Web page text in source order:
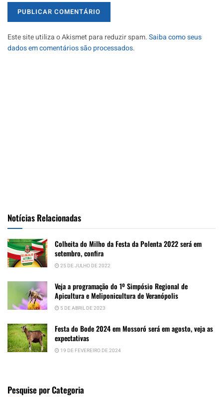
Este site utiliza o Akismet para reduzir spam.Saiba como seus
dados em comentários são processados.
Notícias Relacionadas
Colheita do Milho da Festa da Polenta 2022 será em
setembro, confira
25 DE JULHO DE 2022
Veja a programação do 1º Simpósio Regional de
Apicultura e Meliponicultura de Veranópolis
5 DE ABRIL DE 2023
Festa do Bode 2024 em Mossoró será em agosto, veja as
expectativas
19 DE FEVEREIRO DE 2024
Pesquise por Categoria